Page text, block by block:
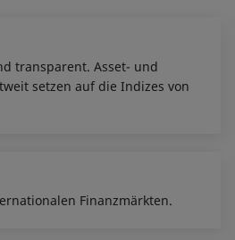
transparent. Asset- und
setzen auf die Indizes von
Finanzmärkten.